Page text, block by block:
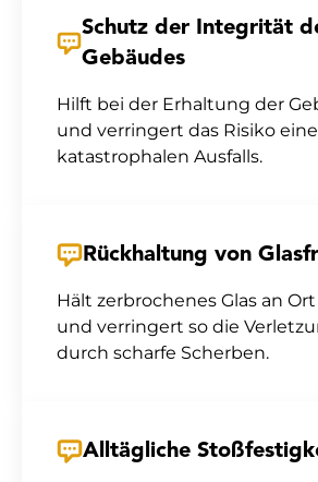
Schutz der Integrität
Gebäudes
Hilft bei der Erhaltung der
und verringert das Risiko
katastrophalen Ausfalls.
Rückhaltung von
Hält zerbrochenes Glas an
und verringert so die
durch scharfe Scherben.
Alltägliche